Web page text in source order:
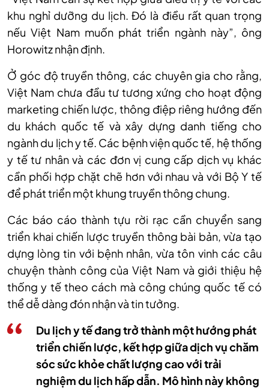
khu nghỉ dưỡng du lịch. Đó là điều rất quan trọng
nếu Việt Nam muốn phát triển ngành này”, ông
Horowitz nhận định.
Ở góc độ truyền thông, các chuyên gia cho rằng,
Việt Nam chưa đầu tư tương xứng cho hoạt động
marketing chiến lược, thông điệp riêng hướng đến
du khách quốc tế và xây dựng danh tiếng cho
ngành du lịch y tế. Các bệnh viện quốc tế, hệ thống
y tế tư nhân và các đơn vị cung cấp dịch vụ khác
cần phối hợp chặt chẽ hơn với nhau và với Bộ Y tế
để phát triển một khung truyền thông chung.
Các báo cáo thành tựu rời rạc cần chuyển sang
triển khai chiến lược truyền thông bài bản, vừa tạo
dựng lòng tin với bệnh nhân, vừa tôn vinh các câu
chuyện thành công của Việt Nam và giới thiệu hệ
thống y tế theo cách mà công chúng quốc tế có
thể dễ dàng đón nhận và tin tưởng.
Du lịch y tế đang trở thành một hướng phát
triển chiến lược, kết hợp giữa dịch vụ chăm
sóc sức khỏe chất lượng cao với trải
nghiệm du lịch hấp dẫn. Mô hình này không